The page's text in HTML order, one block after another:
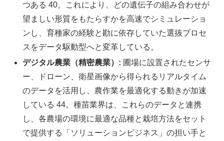
つある 40。これにより、どの遺伝子の組み合わせが
望ましい形質をもたらすかを高速でシミュレーショ
ンし、育種家の経験と勘に依存していた選抜プロセ
スをデータ駆動型へと変革している。
デジタル農業（精密農業）: 圃場に設置されたセンサ
ー、ドローン、衛星画像から得られるリアルタイム
のデータを活用し、農作業を最適化する動きが加速
している 44。種苗業界は、これらのデータと連携
し、各農場の環境に最適な品種と栽培方法をセット
で提供する「ソリューションビジネス」の担い手と